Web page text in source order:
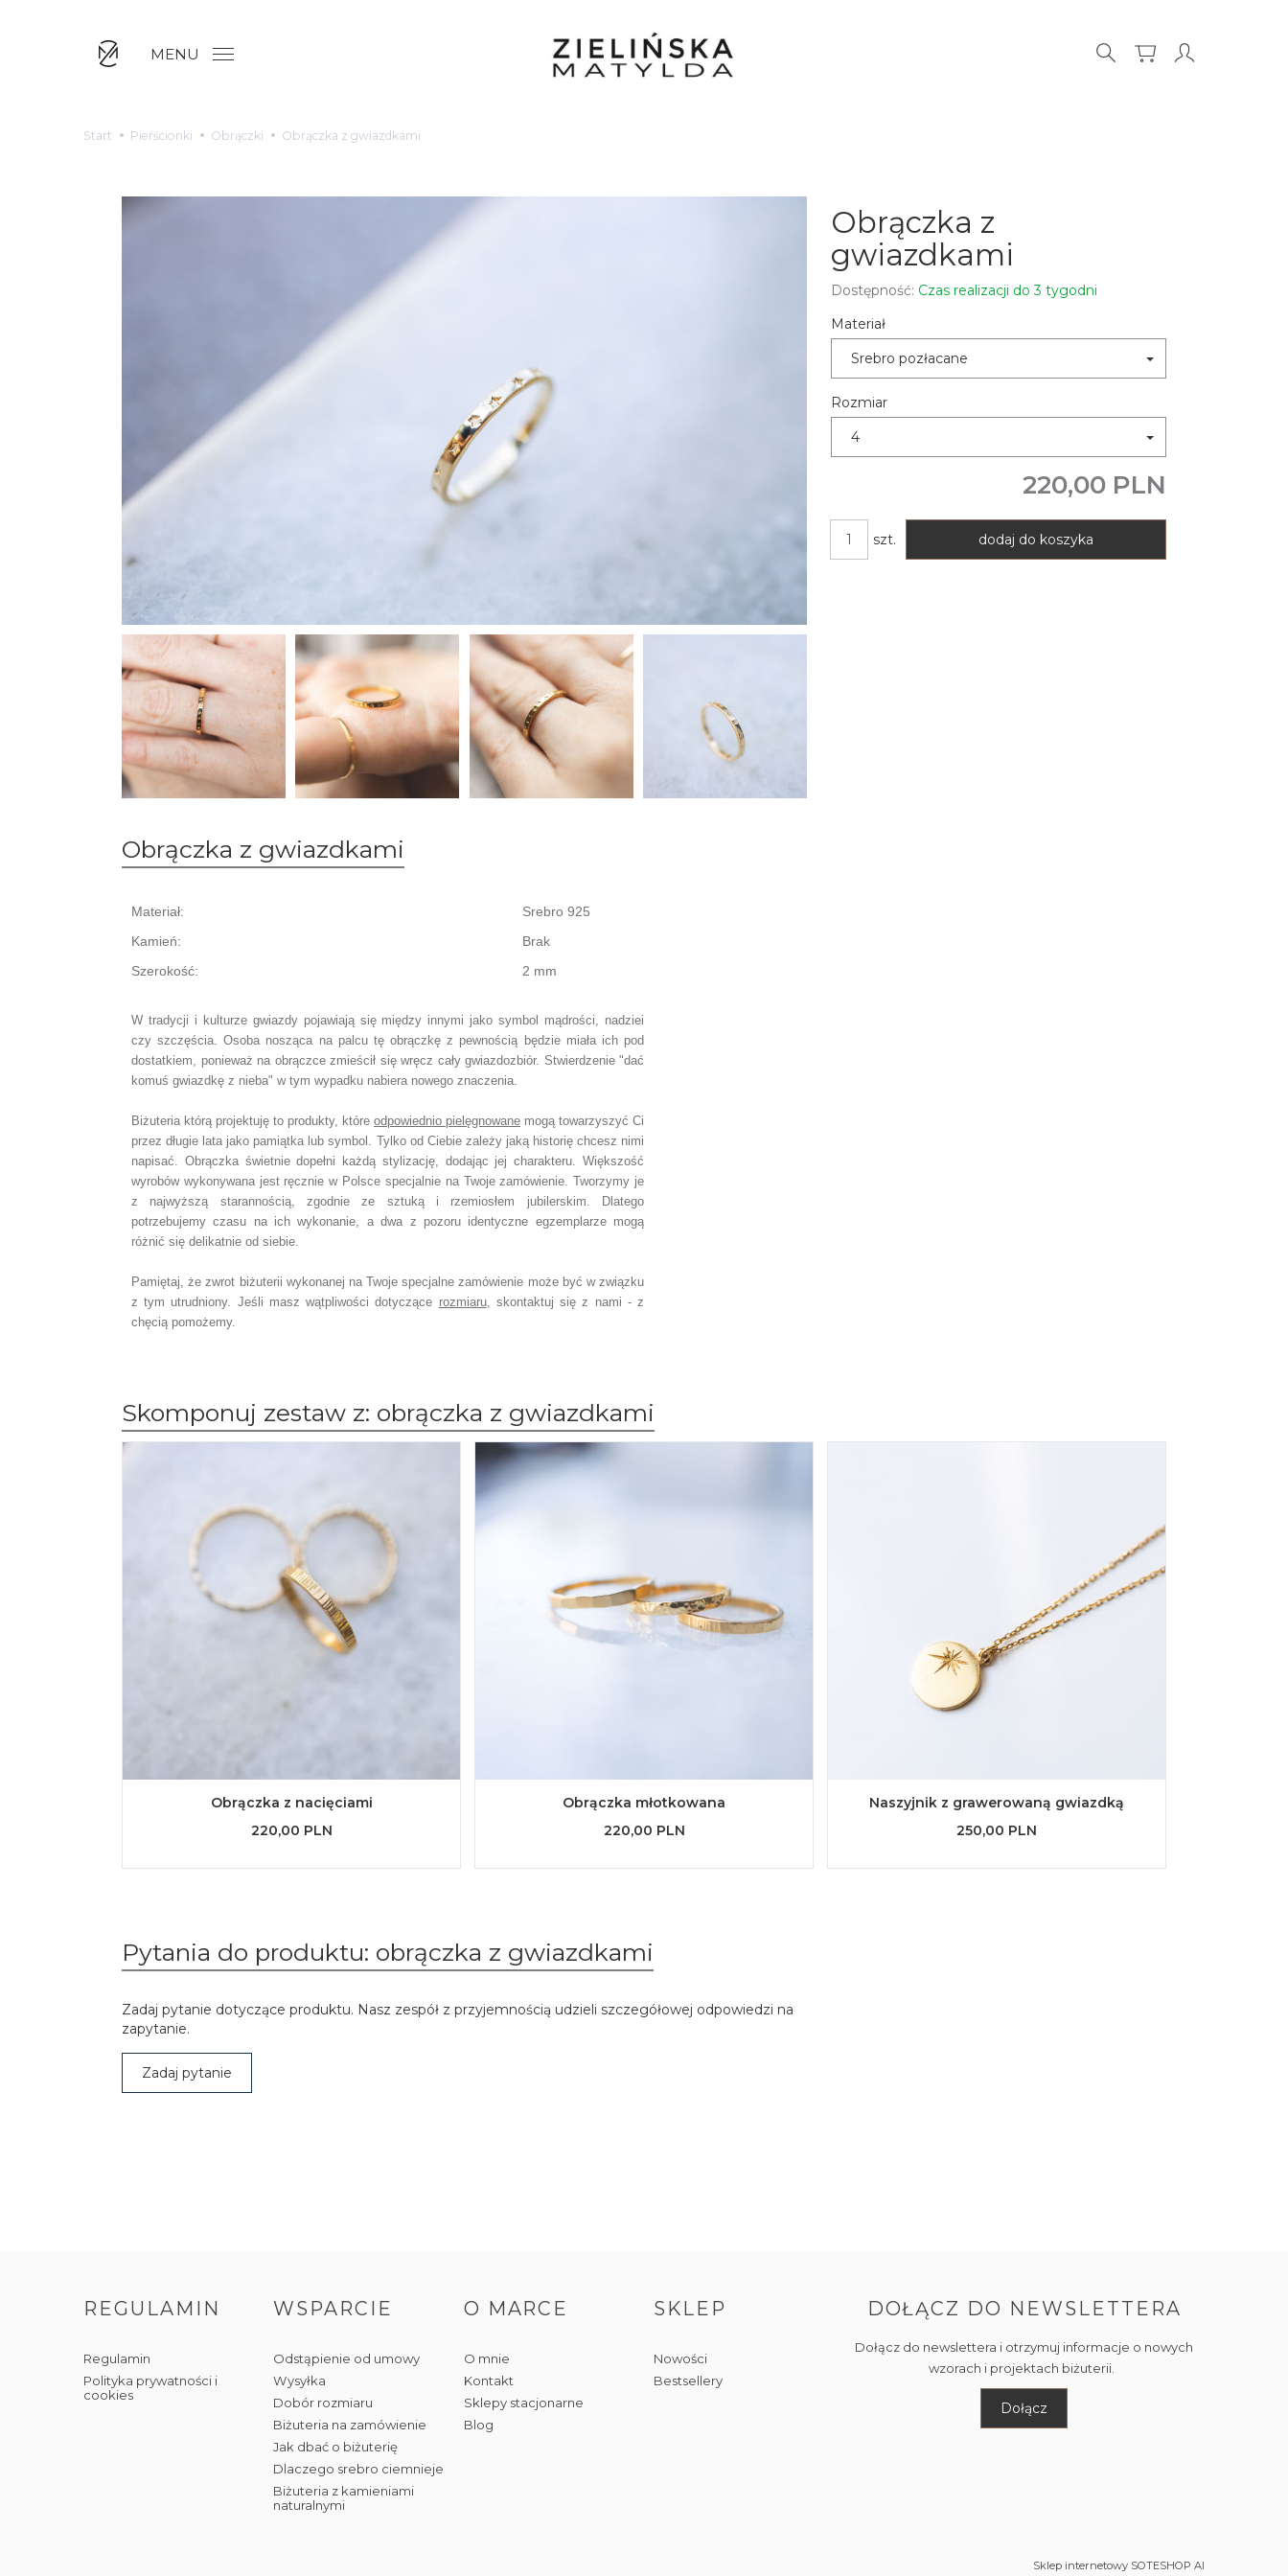
MENU
Start Pierścionki Obrączki Obrączka z gwiazdkami
Obrączka z
gwiazdkami
Dostępność: Czas realizacji do 3 tygodni
Materiał
Srebro pozłacane
Rozmiar
4
220,00 PLN
szt. dodaj do koszyka
Obrączka z gwiazdkami
Materiał:
Srebro 925
Kamień:
Brak
Szerokość:
2 mm
W tradycji i kulturze gwiazdy pojawiają się między innymi jako symbol mądrości, nadziei
czy szczęścia.Osoba nosząca na palcu tę obrączkęz pewnością będzie miała ich pod
dostatkiem, ponieważ na obrączce zmieścił się wręcz cały gwiazdozbiór. Stwierdzenie "dać
komuś gwiazdkę z nieba" w tym wypadku nabiera nowego znaczenia.
Biżuteria którą projektuję to produkty, które odpowiednio pielęgnowane mogą towarzyszyć Ci
przez długie lata jako pamiątka lub symbol. Tylko od Ciebie zależy jaką historię chcesz nimi
napisać. Obrączka świetnie dopełni każdą stylizację, dodając jej charakteru.Większość
wyrobów wykonywana jest ręcznie w Polsce specjalnie na Twoje zamówienie.Tworzymy je
z najwyższą starannością, zgodnie ze sztuką i rzemiosłem jubilerskim.
Dlatego
potrzebujemy czasu na ich wykonanie, a dwa z pozoru identyczne egzemplarze mogą
różnić się delikatnie od siebie.
Pamiętaj, że zwrot biżuterii wykonanej na Twoje specjalne zamówienie może być w związku
z tym utrudniony. Jeśli masz wątpliwości dotyczące rozmiaru, skontaktuj się z nami - z
chęcią pomożemy.
Skomponuj zestaw z: obrączka z gwiazdkami
Obrączka z nacięciami
220,00 PLN
Obrączka młotkowana
220,00 PLN
Naszyjnik z grawerowaną gwiazdką
250,00 PLN
Pytania do produktu: obrączka z gwiazdkami
Zadaj pytanie dotyczące produktu. Nasz zespół z przyjemnością udzieli szczegółowej odpowiedzi na
zapytanie.
Zadaj pytanie
REGULAMIN
Regulamin
Polityka prywatności i
cookies
WSPARCIE
Odstąpienie od umowy
Wysyłka
Dobór rozmiaru
Biżuteria na zamówienie
Jak dbać o biżuterię
Dlaczego srebro ciemnieje
Biżuteria z kamieniami
naturalnymi
O MARCE
O mnie
Kontakt
Sklepy stacjonarne
Blog
SKLEP
Nowości
Bestsellery
DOŁĄCZ DO NEWSLETTERA
Dołącz do newslettera i otrzymuj informacje o nowych
wzorach i projektach biżuterii.
Dołącz
Sklep internetowy SOTESHOP AI